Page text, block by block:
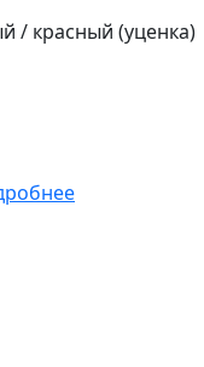
/ красный (уценка)